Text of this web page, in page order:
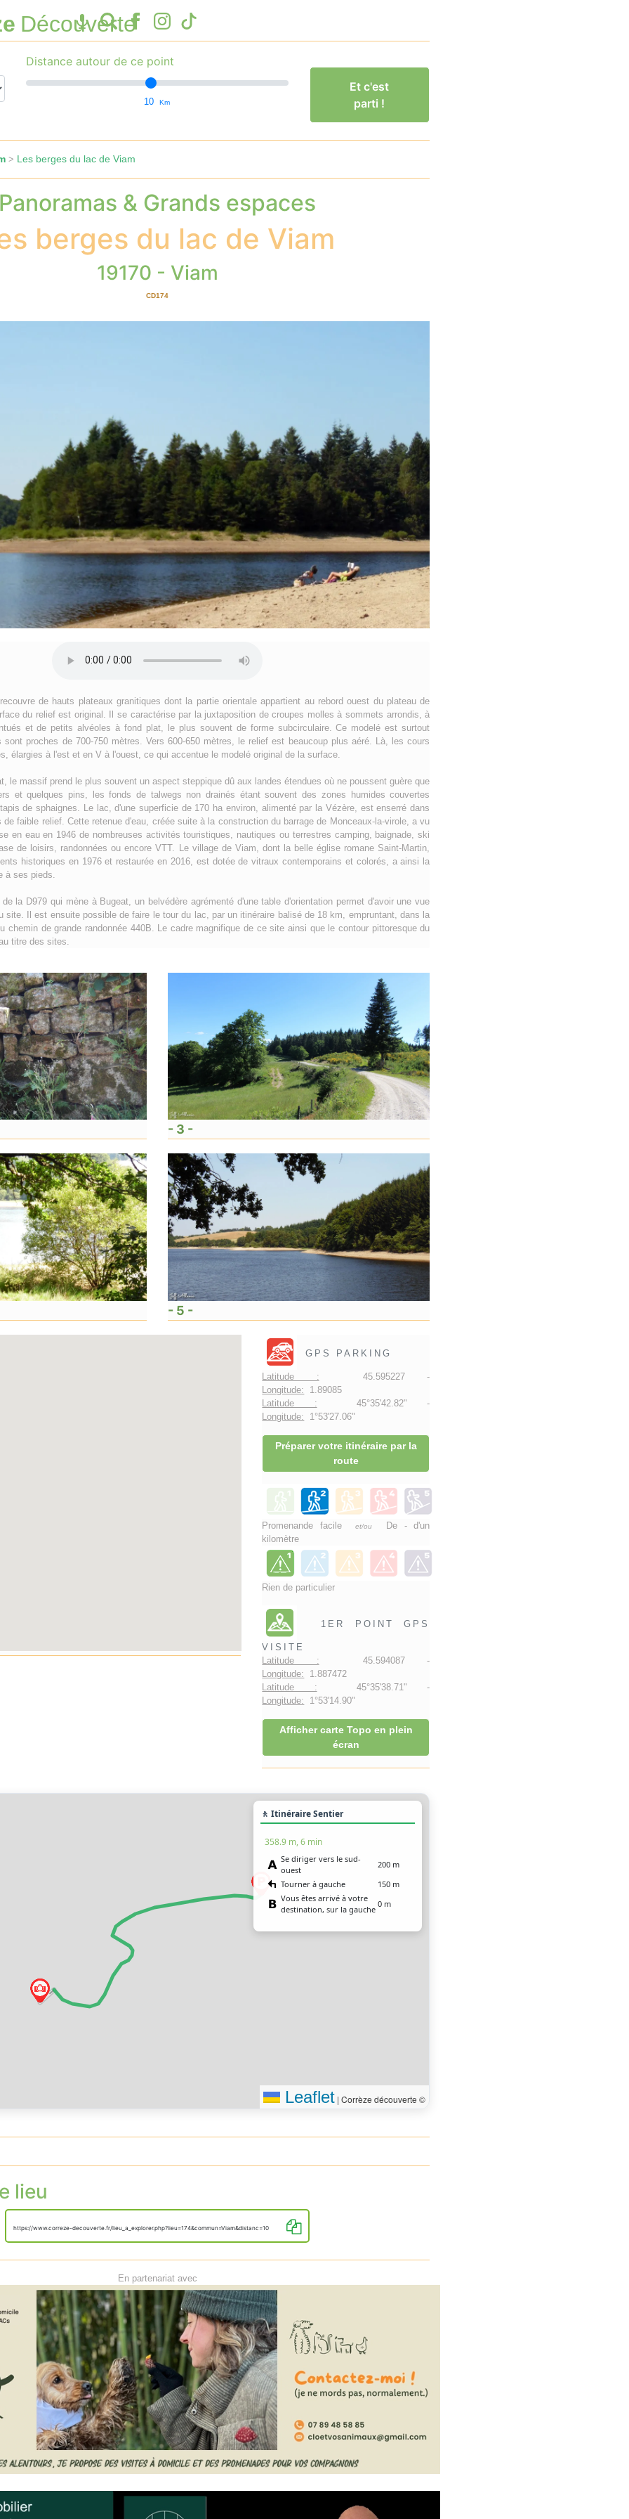
Découverte
Distance autour de ce point
10 Km
Et c'est
parti !
> Les berges du lac de Viam
& Grands espaces
berges du lac de Viam
19170 - Viam
CD174
de hauts plateaux granitiques dont la partie orientale appartient au rebord ouest du plateau de
du relief est original. Il se caractérise par la juxtaposition de croupes molles à sommets arrondis, à
et de petits alvéoles à fond plat, le plus souvent de forme subcirculaire. Ce modelé est surtout
sont proches de 700-750 mètres. Vers 600-650 mètres, le relief est beaucoup plus aéré. Là, les cours
élargies à l'est et en V à l'ouest, ce qui accentue le modelé original de la surface.
le massif prend le plus souvent un aspect steppique dû aux landes étendues où ne poussent guère que
et quelques pins, les fonds de talwegs non drainés étant souvent des zones humides couvertes
de sphaignes. Le lac, d'une superficie de 170 ha environ, alimenté par la Vézère, est enserré dans
faible relief. Cette retenue d'eau, créée suite à la construction du barrage de Monceaux-la-virole, a vu
en eau en 1946 de nombreuses activités touristiques, nautiques ou terrestres camping, baignade, ski
de loisirs, randonnées ou encore VTT. Le village de Viam, dont la belle église romane Saint-Martin,
historiques en 1976 et restaurée en 2016, est dotée de vitraux contemporains et colorés, a ainsi la
à ses pieds.
la D979 qui mène à Bugeat, un belvédère agrémenté d'une table d'orientation permet d'avoir une vue
site. Il est ensuite possible de faire le tour du lac, par un itinéraire balisé de 18 km, empruntant, dans la
chemin de grande randonnée 440B. Le cadre magnifique de ce site ainsi que le contour pittoresque du
titre des sites.
- 3 -
- 5 -
GPS PARKING
Latitude : 45.595227 -
Longitude: 1.89085
Latitude : 45°35'42.82" -
Longitude: 1°53'27.06"
Préparer votre itinéraire par la
route
Promenande facileet/ou
De - d'un
kilomètre
Rien de particulier
1ER POINT GPS
VISITE
Latitude : 45.594087 -
Longitude: 1.887472
Latitude : 45°35'38.71" -
Longitude: 1°53'14.90"
Afficher carte Topo en plein
écran
🚶 Itinéraire Sentier
358.9 m, 6 min
Se diriger vers le sud-
ouest
200 m
Tourner à gauche
150 m
Vous êtes arrivé à votre
destination, sur la gauche
0 m
Leaflet | Corrèze découverte ©
lieu
https://www.correze-decouverte.fr/lieu_a_explorer.php?lieu=174&commun=Viam&distanc=10
En partenariat avec